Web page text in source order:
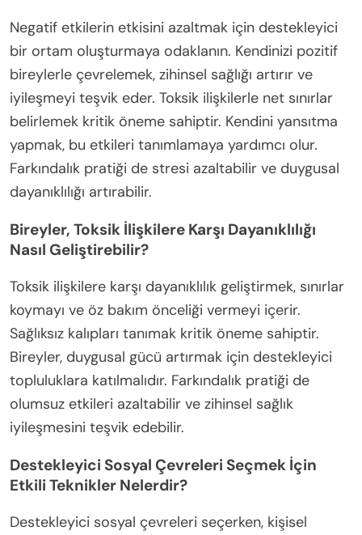
Negatif etkilerin etkisini azaltmak için destekleyici
bir ortam oluşturmaya odaklanın. Kendinizi pozitif
bireylerle çevrelemek, zihinsel sağlığı artırır ve
iyileşmeyi teşvik eder. Toksik ilişkilerle net sınırlar
belirlemek kritik öneme sahiptir. Kendini yansıtma
yapmak, bu etkileri tanımlamaya yardımcı olur.
Farkındalık pratiği de stresi azaltabilir ve duygusal
dayanıklılığı artırabilir.
Bireyler, Toksik İlişkilere Karşı Dayanıklılığı
Nasıl Geliştirebilir?
Toksik ilişkilere karşı dayanıklılık geliştirmek, sınırlar
koymayı ve öz bakım önceliği vermeyi içerir.
Sağlıksız kalıpları tanımak kritik öneme sahiptir.
Bireyler, duygusal gücü artırmak için destekleyici
topluluklara katılmalıdır. Farkındalık pratiği de
olumsuz etkileri azaltabilir ve zihinsel sağlık
iyileşmesini teşvik edebilir.
Destekleyici Sosyal Çevreleri Seçmek İçin
Etkili Teknikler Nelerdir?
Destekleyici sosyal çevreleri seçerken, kişisel